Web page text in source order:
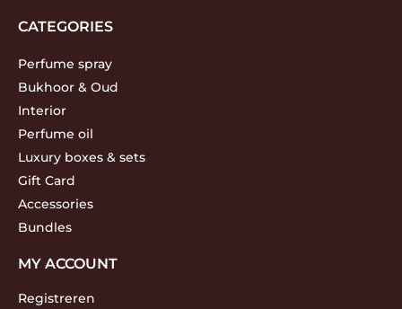
CATEGORIES
Perfume spray
Bukhoor & Oud
Interior
Perfume oil
Luxury boxes & sets
Gift Card
Accessories
Bundles
MY ACCOUNT
Registreren